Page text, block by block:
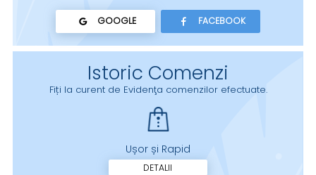
GOOGLE FACEBOOK
Istoric Comenzi
Fiți la curent de Evidenţa comenzilor efectuate.
Ușor și Rapid
DETALII